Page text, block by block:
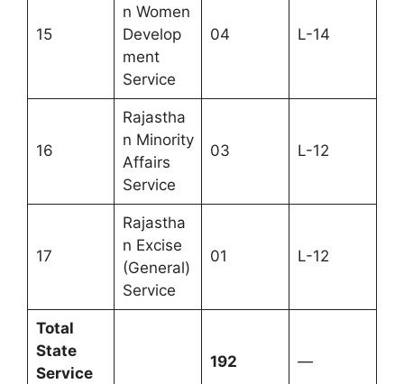
15
n Women
Develop
ment
Service
04 L-14
16
Rajastha
n Minority
Affairs
Service
03 L-12
17
Rajastha
n Excise
(General)
Service
01 L-12
Total
State
Service
192 —